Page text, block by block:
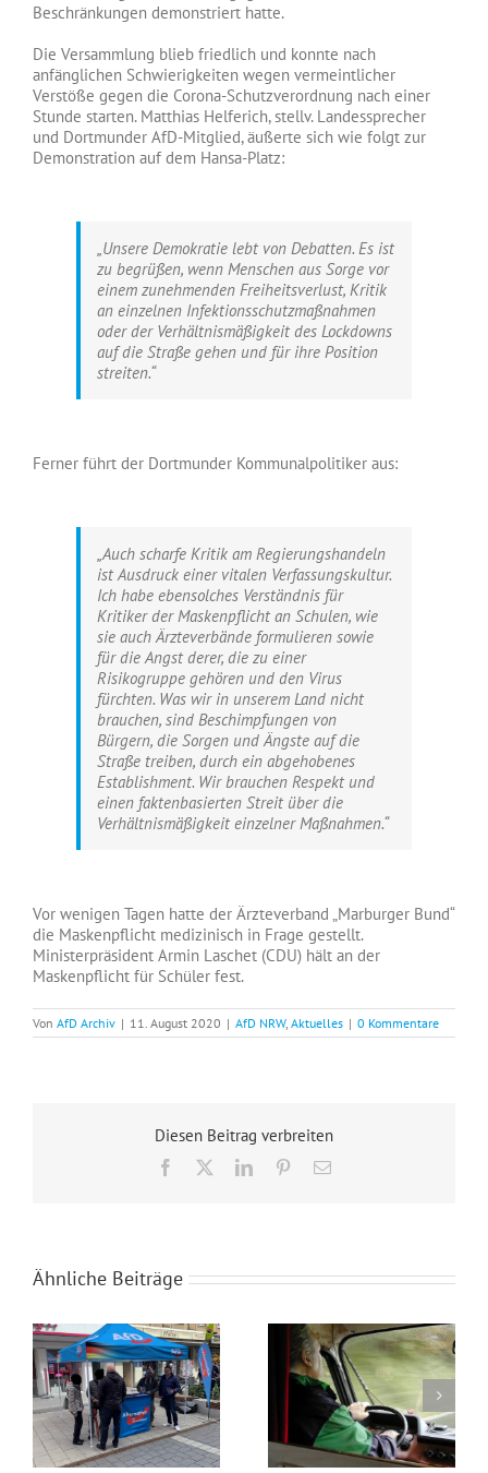
Beschränkungen demonstriert hatte.
Die Versammlung blieb friedlich und konnte nach
anfänglichen Schwierigkeiten wegen vermeintlicher
Verstöße gegen die Corona-Schutzverordnung nach einer
Stunde starten. Matthias Helferich, stellv. Landessprecher
und Dortmunder AfD-Mitglied, äußerte sich wie folgt zur
Demonstration auf dem Hansa-Platz:
„Unsere Demokratie lebt von Debatten. Es ist
zu begrüßen, wenn Menschen aus Sorge vor
einem zunehmenden Freiheitsverlust, Kritik
an einzelnen Infektionsschutzmaßnahmen
oder der Verhältnismäßigkeit des Lockdowns
auf die Straße gehen und für ihre Position
streiten.“
Ferner führt der Dortmunder Kommunalpolitiker aus:
„Auch scharfe Kritik am Regierungshandeln
ist Ausdruck einer vitalen Verfassungskultur.
Ich habe ebensolches Verständnis für
Kritiker der Maskenpflicht an Schulen, wie
sie auch Ärzteverbände formulieren sowie
für die Angst derer, die zu einer
Risikogruppe gehören und den Virus
fürchten. Was wir in unserem Land nicht
brauchen, sind Beschimpfungen von
Bürgern, die Sorgen und Ängste auf die
Straße treiben, durch ein abgehobenes
Establishment. Wir brauchen Respekt und
einen faktenbasierten Streit über die
Verhältnismäßigkeit einzelner Maßnahmen.“
Vor wenigen Tagen hatte der Ärzteverband „Marburger Bund“
die Maskenpflicht medizinisch in Frage gestellt.
Ministerpräsident Armin Laschet (CDU) hält an der
Maskenpflicht für Schüler fest.
Von AfD Archiv | 11. August 2020 | AfD NRW, Aktuelles | 0 Kommentare
Diesen Beitrag verbreiten
Facebook LinkedInPinterest
E-
Ähnliche Beiträge